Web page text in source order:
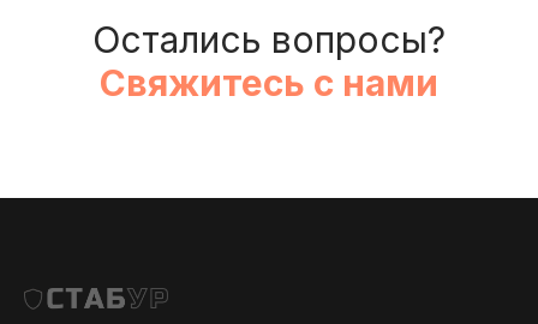
Остались вопросы?
Свяжитесь с нами